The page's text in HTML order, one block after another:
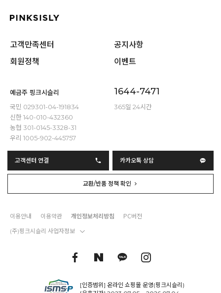
고객만족센터
공지사항
회원정책
이벤트
예금주 핑크시슬리
국민 029301-04-191834
신한 140-010-432360
농협 301-0145-3328-31
우리 1005-902-445757
1644-7471
365일 24시간
고객센터 연결 카카오톡 상담
교환/반품 정책 확인
이용안내 이용약관 개인정보처리방침 PC버전
(주)핑크시슬리 사업자정보
[인증범위] 온라인 쇼핑몰 운영(핑크시슬리)